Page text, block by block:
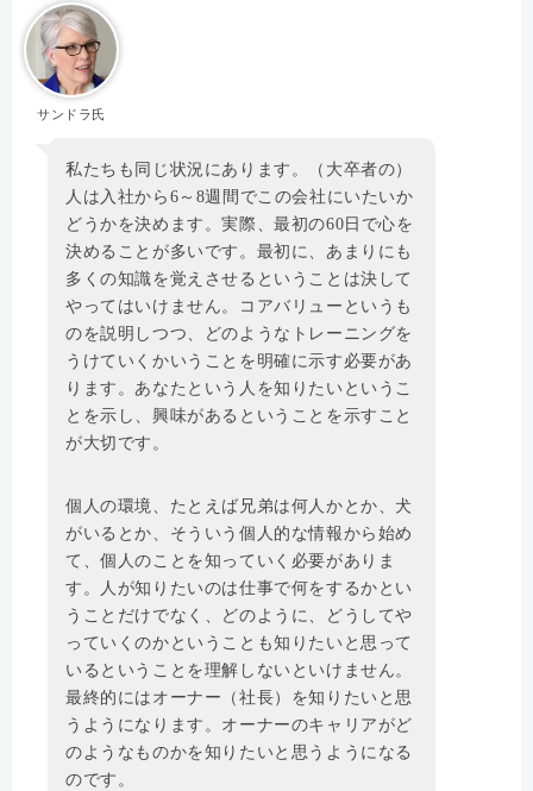
サンドラ氏
私たちも同じ状況にあります。（大卒者の）
人は入社から6～8週間でこの会社にいたいか
どうかを決めます。実際、最初の60日で心を
決めることが多いです。最初に、あまりにも
多くの知識を覚えさせるということは決して
やってはいけません。コアバリューというも
のを説明しつつ、どのようなトレーニングを
うけていくかいうことを明確に示す必要があ
ります。あなたという人を知りたいというこ
とを示し、興味があるということを示すこと
が大切です。
個人の環境、たとえば兄弟は何人かとか、犬
がいるとか、そういう個人的な情報から始め
て、個人のことを知っていく必要がありま
す。人が知りたいのは仕事で何をするかとい
うことだけでなく、どのように、どうしてや
っていくのかということも知りたいと思って
いるということを理解しないといけません。
最終的にはオーナー（社長）を知りたいと思
うようになります。オーナーのキャリアがど
のようなものかを知りたいと思うようになる
のです。